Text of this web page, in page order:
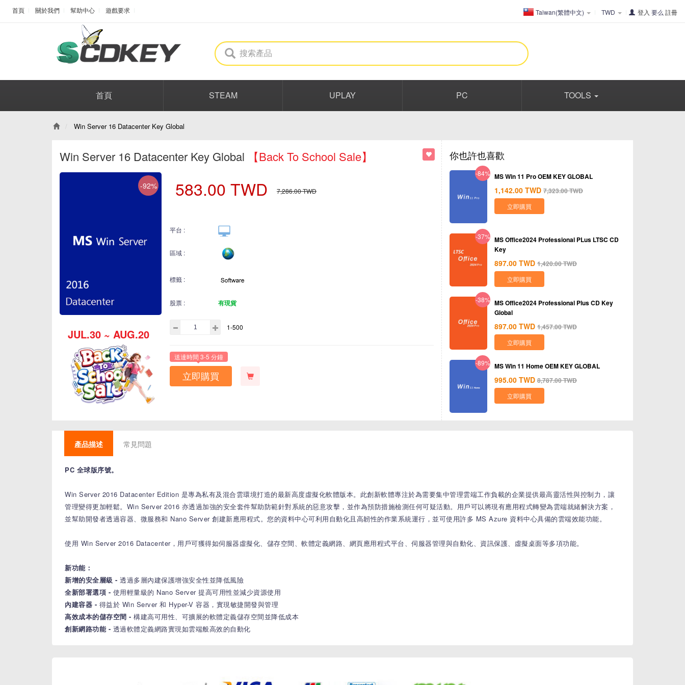
首頁 關於我們 幫助中心 遊戲要求 Taiwan(繁體中文) TWD 登入 要么 註冊
首頁 STEAM UPLAY PC TOOLS
Win Server 16 Datacenter Key Global
Win Server 16 Datacenter Key Global 【Back To School Sale】
-92%
JUL.30 ~ AUG.20
583.00 TWD 7,286.00TWD
平台 :
區域 :
標籤 :
股票 : 有現貨
1-500
送達時間 3-5 分鐘
立即購買
你也許也喜歡
-84% MS Win 11 Pro OEM KEY GLOBAL
1,142.00 TWD 7,323.00TWD
立即購買
-37% MS Office2024 Professional PLus LTSC CD
Key
897.00 TWD 1,420.00TWD
立即購買
-38% MS Office2024 Professional Plus CD Key
Global
897.00 TWD 1,457.00TWD
立即購買
-89% MS Win 11 Home OEM KEY GLOBAL
995.00 TWD 8,787.00TWD
立即購買
產品描述 常見問題
PC 全球版序號。
Win Server 2016 Datacenter Edition 是專為私有及混合雲環境打造的最新高度虛擬化軟體版本。此創新軟體專注於為需要集中管理雲端工作負載的企業提供最高靈活性與控制力，讓
管理變得更加輕鬆。Win Server 2016 亦透過加強的安全套件幫助防範針對系統的惡意攻擊，並作為預防措施檢測任何可疑活動。用戶可以將現有應用程式轉變為雲端就緒解決方案，
並幫助開發者透過容器、微服務和 Nano Server 創建新應用程式。您的資料中心可利用自動化且高韌性的作業系統運行，並可使用許多 MS Azure 資料中心具備的雲端效能功能。
使用 Win Server 2016 Datacenter，用戶可獲得如伺服器虛擬化、儲存空間、軟體定義網路、網頁應用程式平台、伺服器管理與自動化、資訊保護、虛擬桌面等多項功能。
新功能：
新增的安全層級 - 透過多層內建保護增強安全性並降低風險
全新部署選項 - 使用輕量級的 Nano Server 提高可用性並減少資源使用
內建容器 - 得益於 Win Server 和 Hyper-V 容器，實現敏捷開發與管理
高效成本的儲存空間 - 構建高可用性、可擴展的軟體定義儲存空間並降低成本
創新網路功能 - 透過軟體定義網路實現如雲端般高效的自動化